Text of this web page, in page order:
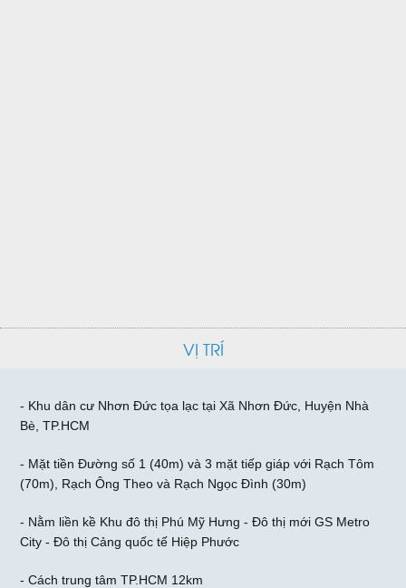
VỊ TRÍ
- Khu dân cư Nhơn Đức tọa lạc tại Xã Nhơn Đức, Huyện Nhà
Bè, TP.HCM
- Mặt tiền Đường số 1 (40m) và 3 mặt tiếp giáp với Rạch Tôm
(70m), Rạch Ông Theo và Rạch Ngọc Đình (30m)
- Nằm liền kề Khu đô thị Phú Mỹ Hưng - Đô thị mới GS Metro
City - Đô thị Cảng quốc tế Hiệp Phước
- Cách trung tâm TP.HCM 12km